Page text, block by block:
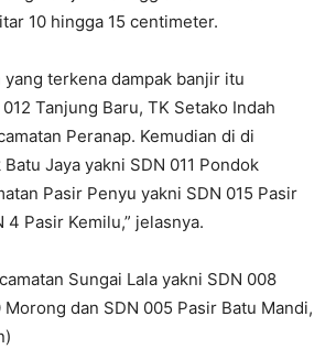
10 hingga 15 centimeter.
yang terkena dampak banjir itu
Tanjung Baru, TK Setako Indah
Peranap. Kemudian di di
Jaya yakni SDN 011 Pondok
Pasir Penyu yakni SDN 015 Pasir
4 Pasir Kemilu,” jelasnya.
Sungai Lala yakni SDN 008
Morong dan SDN 005 Pasir Batu Mandi,